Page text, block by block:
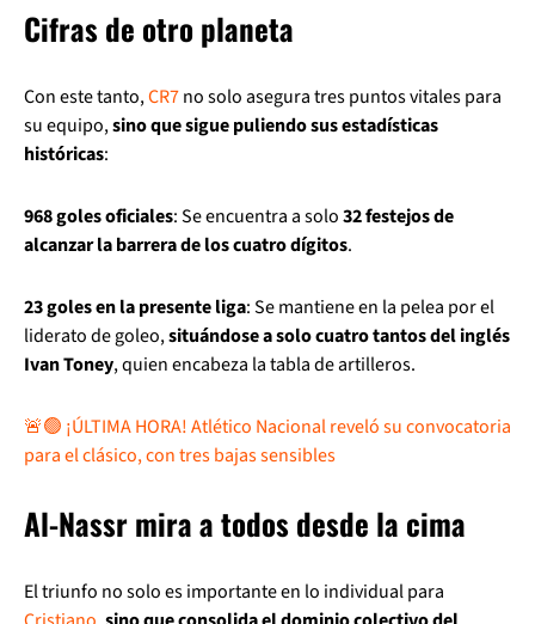
Cifras de otro planeta
Con este tanto,CR7no solo asegura tres puntos vitales para
su equipo,sino que sigue puliendo sus estadísticas
históricas:
968 goles oficiales: Se encuentra a solo32 festejos de
alcanzar la barrera de los cuatro dígitos.
23 goles en la presente liga: Se mantiene en la pelea por el
liderato de goleo,situándose a solo cuatro tantos del inglés
Ivan Toney, quien encabeza la tabla de artilleros.
🚨🟢 ¡ÚLTIMA HORA! Atlético Nacional reveló su convocatoria
para el clásico, con tres bajas sensibles
Al-Nassr mira a todos desde la cima
El triunfo no solo es importante en lo individual para